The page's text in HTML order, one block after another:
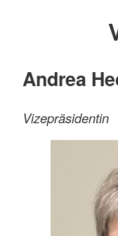
Andrea
Vizepräsidentin